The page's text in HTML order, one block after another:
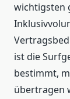
wichtigsten
ist die
bestimmt,
übertragen